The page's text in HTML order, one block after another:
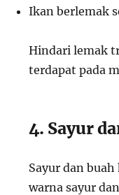
Ikan berlemak
Hindari lemak
terdapat pada
4. Sayur
Sayur dan
warna sayur